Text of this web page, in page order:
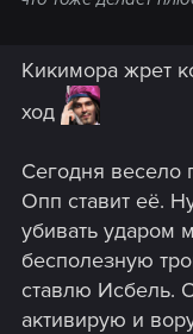
Кикимора жрет
ход
Сегодня весело
Опп ставит её.
убивать ударом
бесполезную
ставлю Исбель.
активирую и